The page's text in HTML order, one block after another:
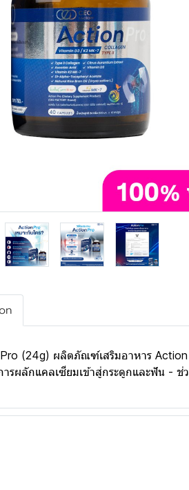
(24g) ผลิตภัณฑ์เสริมอาหาร
รผลักแคลเซียมเข้าสู่กระดูกและฟัน -